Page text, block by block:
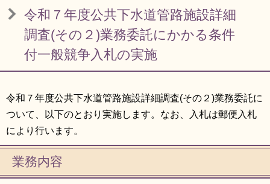
令和７年度公共下水道管路施設詳細
調査(その２)業務委託にかかる条件
付一般競争入札の実施
令和７年度公共下水道管路施設詳細調査(その２)業務委託に
ついて、以下のとおり実施します。なお、入札は郵便入札
により行います。
業務内容